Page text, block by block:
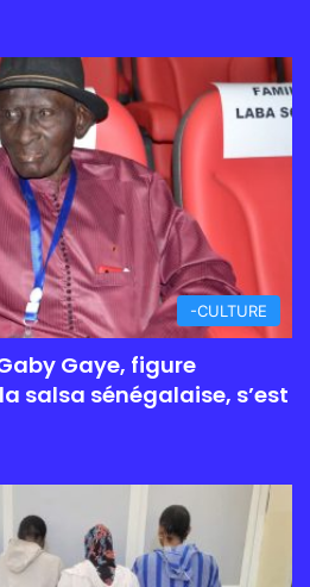
-CULTURE
Gaye, figure
salsa sénégalaise, s’est